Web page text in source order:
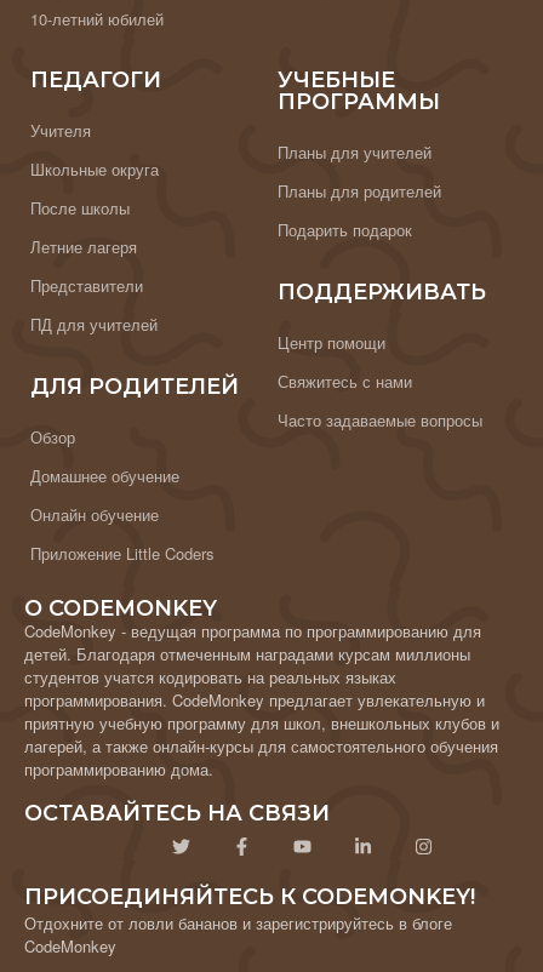
10-летний юбилей
ПЕДАГОГИ
Учителя
Школьные округа
После школы
Летние лагеря
Представители
ПД для учителей
ДЛЯ РОДИТЕЛЕЙ
Обзор
Домашнее обучение
Онлайн обучение
Приложение Little Coders
УЧЕБНЫЕ
ПРОГРАММЫ
Планы для учителей
Планы для родителей
Подарить подарок
ПОДДЕРЖИВАТЬ
Центр помощи
Свяжитесь с нами
Часто задаваемые вопросы
О CODEMONKEY
CodeMonkey - ведущая программа по программированию для
детей. Благодаря отмеченным наградами курсам миллионы
студентов учатся кодировать на реальных языках
программирования. CodeMonkey предлагает увлекательную и
приятную учебную программу для школ, внешкольных клубов и
лагерей, а также онлайн-курсы для самостоятельного обучения
программированию дома.
ОСТАВАЙТЕСЬ НА СВЯЗИ
ПРИСОЕДИНЯЙТЕСЬ К CODEMONKEY!
Отдохните от ловли бананов и зарегистрируйтесь в блоге
CodeMonkey